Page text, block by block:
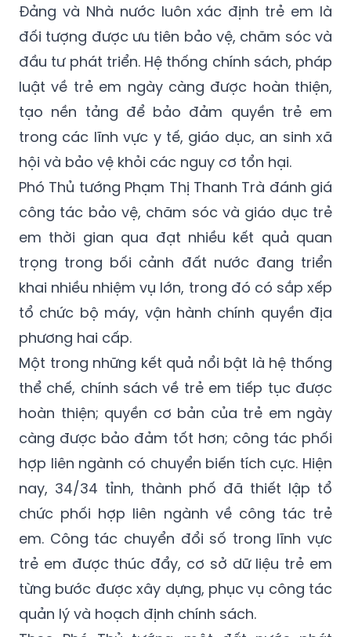
Đảng và Nhà nước luôn xác định trẻ em là
đối tượng được ưu tiên bảo vệ, chăm sóc và
đầu tư phát triển. Hệ thống chính sách, pháp
luật về trẻ em ngày càng được hoàn thiện,
tạo nền tảng để bảo đảm quyền trẻ em
trong các lĩnh vực y tế, giáo dục, an sinh xã
hội và bảo vệ khỏi các nguy cơ tổn hại.
Phó Thủ tướng Phạm Thị Thanh Trà đánh giá
công tác bảo vệ, chăm sóc và giáo dục trẻ
em thời gian qua đạt nhiều kết quả quan
trọng trong bối cảnh đất nước đang triển
khai nhiều nhiệm vụ lớn, trong đó có sắp xếp
tổ chức bộ máy, vận hành chính quyền địa
phương hai cấp.
Một trong những kết quả nổi bật là hệ thống
thể chế, chính sách về trẻ em tiếp tục được
hoàn thiện; quyền cơ bản của trẻ em ngày
càng được bảo đảm tốt hơn; công tác phối
hợp liên ngành có chuyển biến tích cực. Hiện
nay, 34/34 tỉnh, thành phố đã thiết lập tổ
chức phối hợp liên ngành về công tác trẻ
em. Công tác chuyển đổi số trong lĩnh vực
trẻ em được thúc đẩy, cơ sở dữ liệu trẻ em
từng bước được xây dựng, phục vụ công tác
quản lý và hoạch định chính sách.